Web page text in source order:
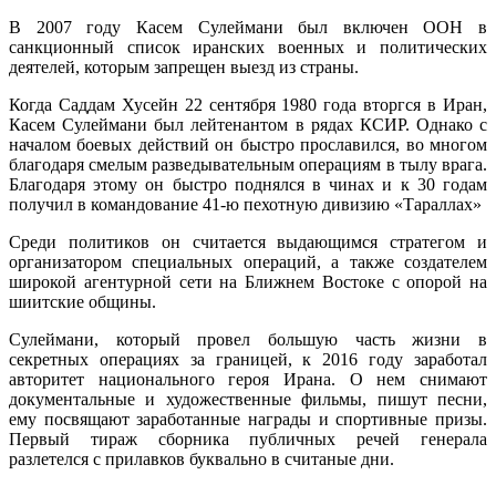
В 2007 году Касем Сулеймани был включен ООН в
санкционный список иранских военных и политических
деятелей, которым запрещен выезд из страны.
Когда Саддам Хусейн 22 сентября 1980 года вторгся в Иран,
Касем Сулеймани был лейтенантом в рядах КСИР. Однако с
началом боевых действий он быстро прославился, во многом
благодаря смелым разведывательным операциям в тылу врага.
Благодаря этому он быстро поднялся в чинах и к 30 годам
получил в командование 41-ю пехотную дивизию «Тараллах»
Среди политиков он считается выдающимся стратегом и
организатором специальных операций, а также создателем
широкой агентурной сети на Ближнем Востоке с опорой на
шиитские общины.
Сулеймани, который провел большую часть жизни в
секретных операциях за границей, к 2016 году заработал
авторитет национального героя Ирана. О нем снимают
документальные и художественные фильмы, пишут песни,
ему посвящают заработанные награды и спортивные призы.
Первый тираж сборника публичных речей генерала
разлетелся с прилавков буквально в считаные дни.